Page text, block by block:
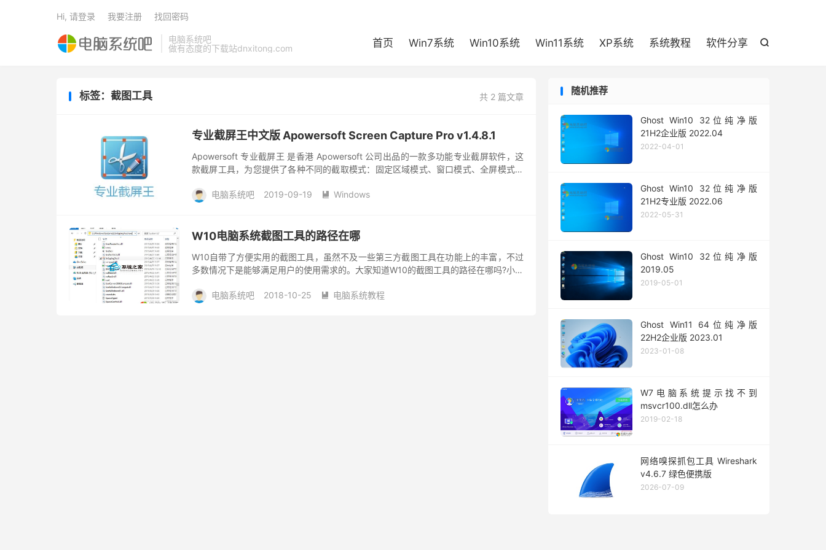
电脑系统吧
做有态度的下载站dnxitong.com

首页 Win7系统 Win10系统 Win11系统 XP系统 系统教程 软件分享
Hi, 请登录 我要注册 找回密码
共 2 篇文章
标签：截图工具
专业截屏王中文版 Apowersoft Screen Capture Pro v1.4.8.1
Apowersoft 专业截屏王 是香港 Apowersoft 公司出品的一款多功能专业截屏软件，这
款截屏工具，为您提供了各种不同的截取模式：固定区域模式、窗口模式、全屏模式等
电脑系统吧
2019-09-19  Windows
W10电脑系统截图工具的路径在哪
W10自带了方便实用的截图工具，虽然不及一些第三方截图工具在功能上的丰富，不过
多数情况下是能够满足用户的使用需求的。大家知道W10的截图工具的路径在哪吗?小编
电脑系统吧
2018-10-25  电脑系统教程
随机推荐
Ghost Win10 32位纯净版
21H2企业版 2022.04
2022-04-01
Ghost Win10 32位纯净版
21H2专业版 2022.06
2022-05-31
Ghost Win10 32位纯净版
2019.05
2019-05-01
Ghost Win11 64位纯净版
22H2企业版 2023.01
2023-01-08
W7电脑系统提示找不到
msvcr100.dll怎么办
2019-02-18
网络嗅探抓包工具 Wireshark
v4.6.7 绿色便携版
2026-07-09